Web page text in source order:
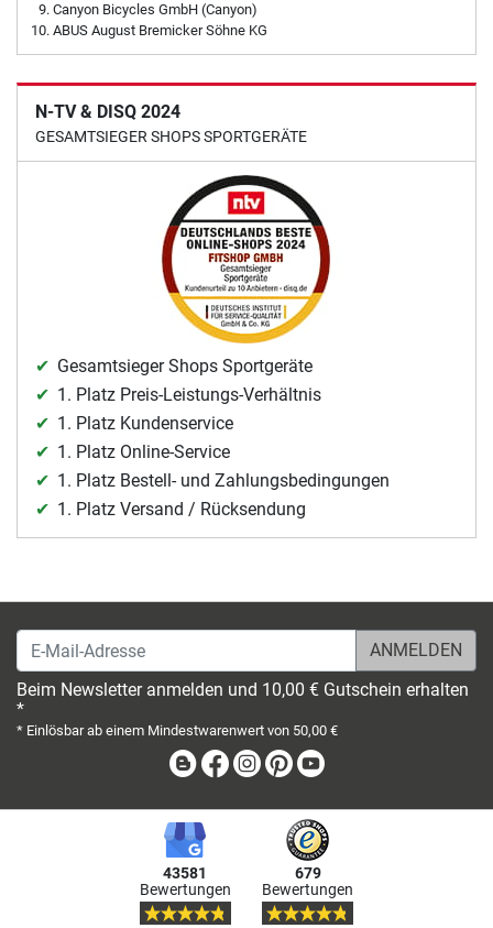
Canyon Bicycles GmbH (Canyon)
ABUS August Bremicker Söhne KG
N-TV & DISQ 2024
GESAMTSIEGER SHOPS SPORTGERÄTE
Gesamtsieger Shops Sportgeräte
1. Platz Preis-Leistungs-Verhältnis
1. Platz Kundenservice
1. Platz Online-Service
1. Platz Bestell- und Zahlungsbedingungen
1. Platz Versand / Rücksendung
E-Mail-Adresse
Beim Newsletter anmelden und 10,00 € Gutschein erhalten
*
* Einlösbar ab einem Mindestwarenwert von 50,00 €
BlogFacebook
Instagram
Pinterest
43581
Bewertungen
679
Bewertungen